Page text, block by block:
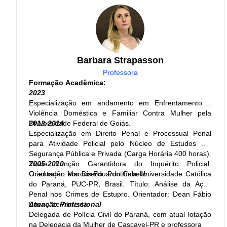
autora dos livros Economia Brasileira para Concursos e
Economia para concursos - 1000 exercícios para
concursos.
Atuação Profissional:
Professora
Barbara Strapasson
Professora
Formação Acadêmica:
2023
Especialização em andamento em Enfrentamento a
Violência Doméstica e Familiar Contra Mulher pela
Universidade Federal de Goiás.
2013-2014
Especialização em Direito Penal e Processual Penal
para Atividade Policial pelo Núcleo de Estudos em
Segurança Pública e Privada (Carga Horária 400 horas).
Título Função Garantidora do Inquérito Policial.
Orientador: Marcos Eduardo Cabello.
2005-2010
Graduação em Direito. Pontifícia Universidade Católica
do Paraná, PUC-PR, Brasil. Título: Análise da Ação
Penal nos Crimes de Estupro. Orientador: Dean Fábio
Bueno de Almeida.
Atuação Profissional
Delegada de Polícia Civil do Paraná, com atual lotação
na Delegacia da Mulher de Cascavel-PR e professora